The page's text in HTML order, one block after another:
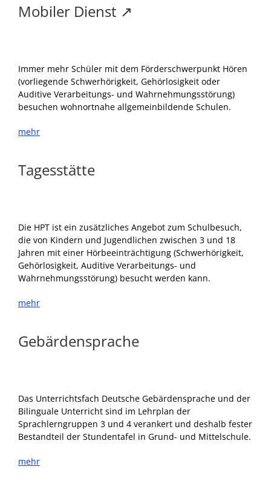
Mobiler Dienst ↗
Immer mehr Schüler mit dem Förderschwerpunkt Hören
(vorliegende Schwerhörigkeit, Gehörlosigkeit oder
Auditive Verarbeitungs- und Wahrnehmungsstörung)
besuchen wohnortnahe allgemeinbildende Schulen.
mehr
Tagesstätte
Die HPT ist ein zusätzliches Angebot zum Schulbesuch,
die von Kindern und Jugendlichen zwischen 3 und 18
Jahren mit einer Hörbeeinträchtigung (Schwerhörigkeit,
Gehörlosigkeit, Auditive Verarbeitungs- und
Wahrnehmungsstörung) besucht werden kann.
mehr
Gebärdensprache
Das Unterrichtsfach Deutsche Gebärdensprache und der
Bilinguale Unterricht sind im Lehrplan der
Sprachlerngruppen 3 und 4 verankert und deshalb fester
Bestandteil der Stundentafel in Grund- und Mittelschule.
mehr